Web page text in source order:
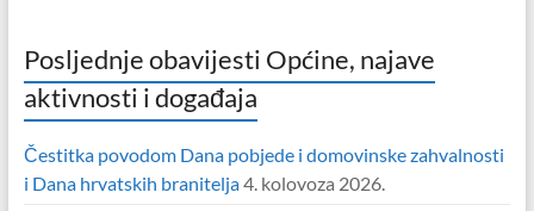
Posljednje obavijesti Općine, najave
aktivnosti i događaja
Čestitka povodom Dana pobjede i domovinske zahvalnosti
i Dana hrvatskih branitelja4. kolovoza 2026.